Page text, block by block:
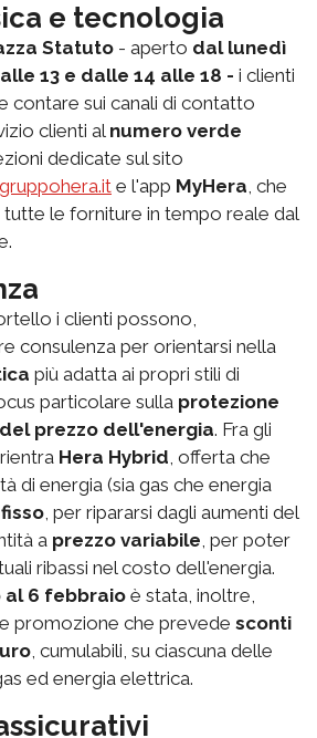
e tecnologia
Statuto - aperto dal lunedì
13 e dalle 14 alle 18 - i clienti
contare sui canali di contatto
clienti al numero verde
dedicate sul sito
e l'app MyHera, che
le forniture in tempo reale dal
i clienti possono,
consulenza per orientarsi nella
più adatta ai propri stili di
particolare sulla protezione
prezzo dell'energia. Fra gli
Hera Hybrid, offerta che
di energia (sia gas che energia
, per ripararsi dagli aumenti del
a prezzo variabile, per poter
ribassi nel costo dell'energia.
al 6 febbraio è stata, inoltre,
promozione che prevede sconti
, cumulabili, su ciascuna delle
ed energia elettrica.